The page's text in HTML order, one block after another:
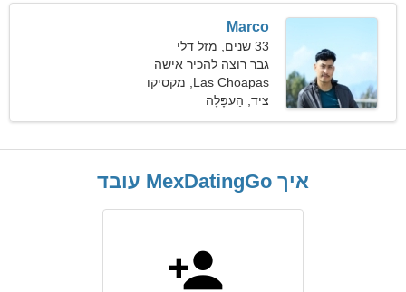
Marco
33 שנים, מזל דלי
גבר רוצה להכיר אישה
Las Choapas, מקסיקו
ציד, הַעפָּלָה
איך MexDatingGo עובד